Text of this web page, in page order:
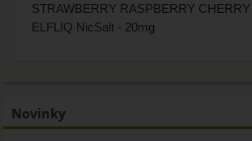
STRAWBERRY RASPBERRY
ELFLIQ NicSalt - 20mg
Novinky